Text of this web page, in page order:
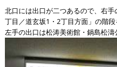
北口には出口が二つあるので、右
丁目／道玄坂1・2丁目方面」の階段
左手の出口は松涛美術館・鍋島松濤